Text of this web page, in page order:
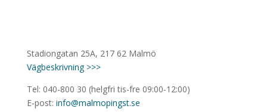
Stadiongatan 25A, 217 62 Malmö
Vägbeskrivning >>>
Tel: 040-800 30 (helgfri tis-fre 09:00-12:00)
E-post: info@malmopingst.se